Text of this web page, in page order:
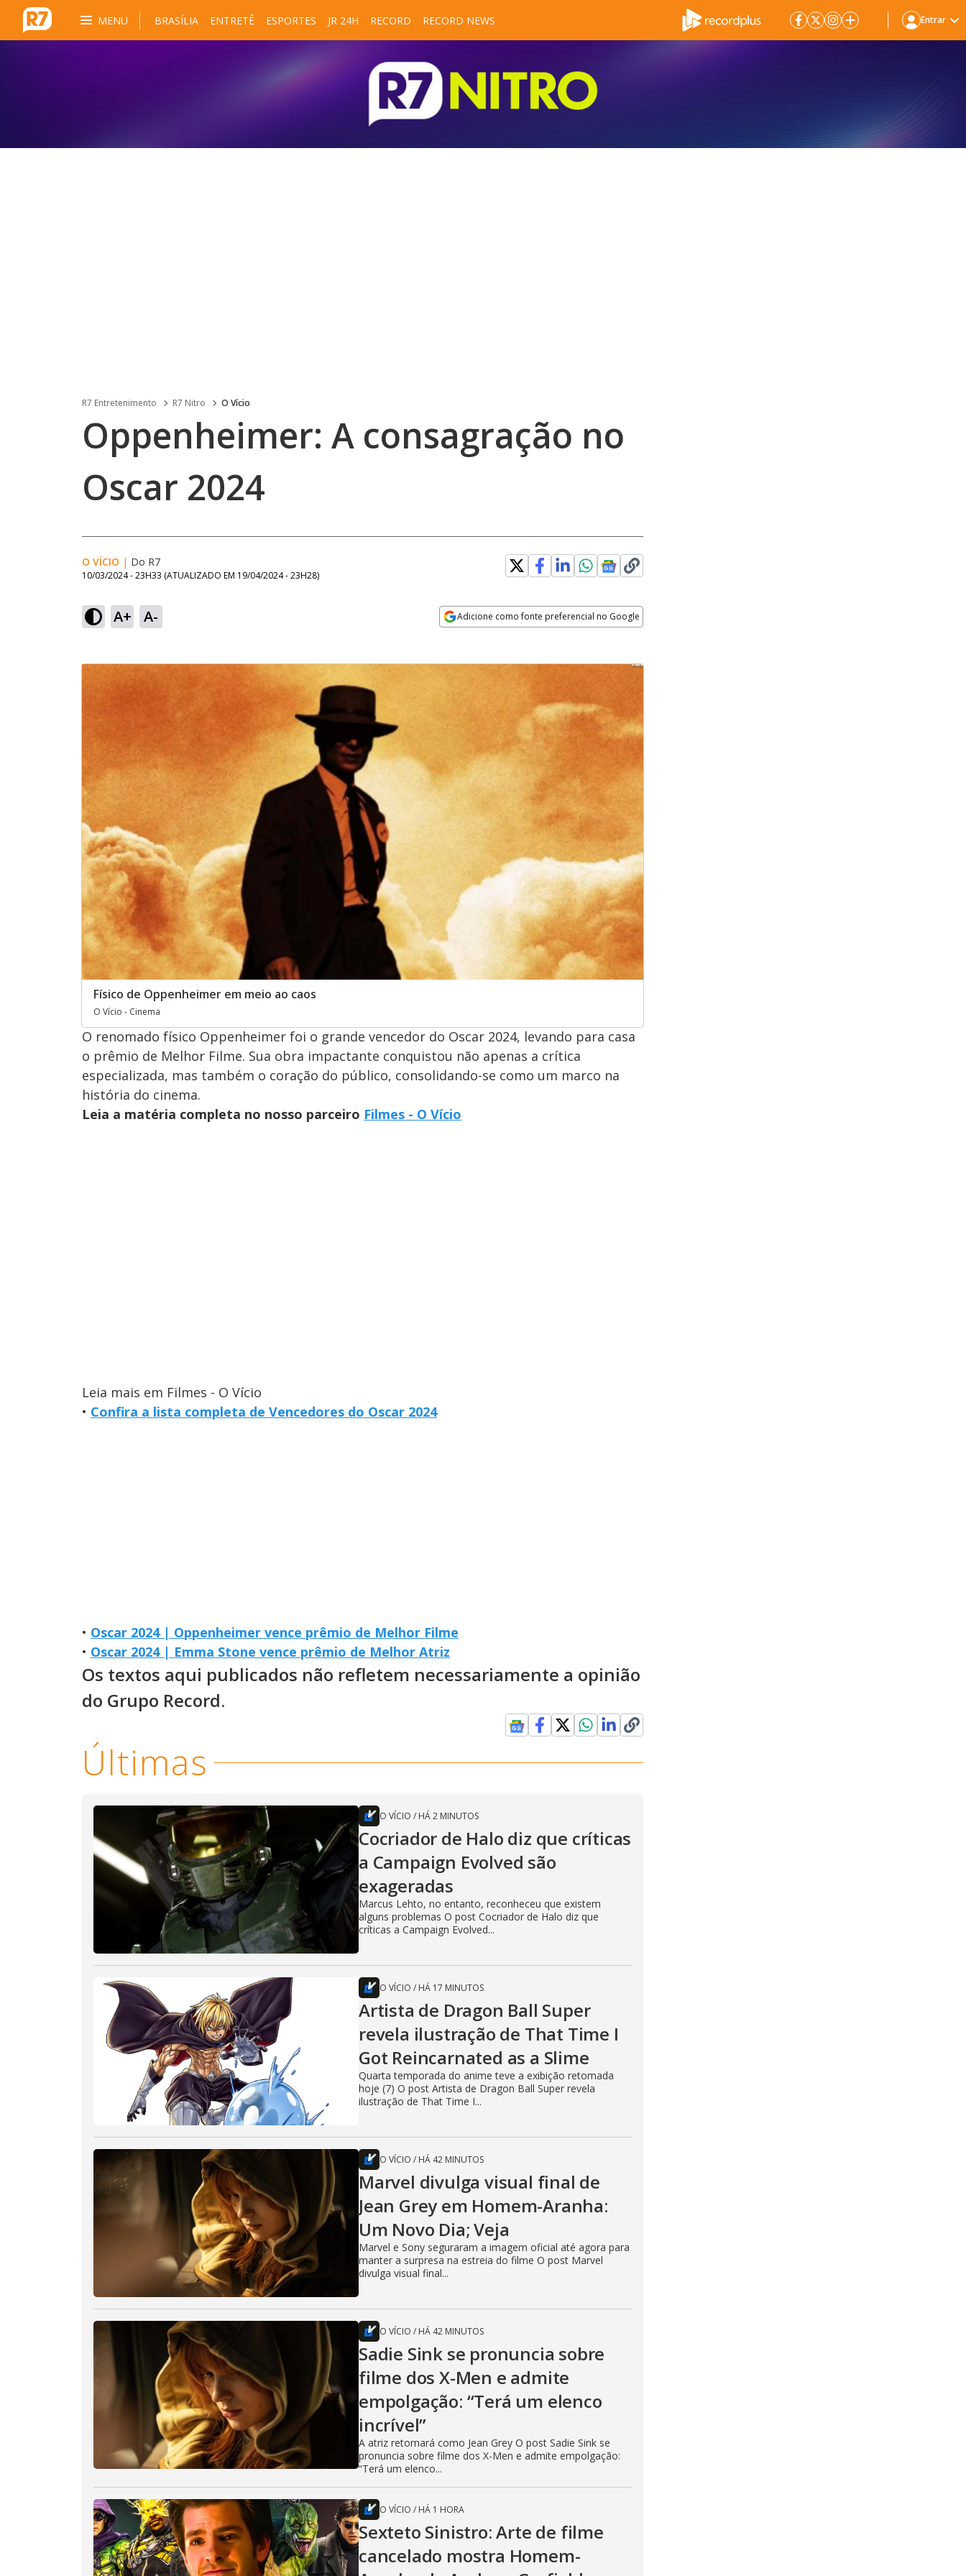
MENU BRASÍLIA ENTRETÊ ESPORTES JR 24H RECORD RECORD NEWS Entrar
R7 Entretenimento R7 Nitro O Vício
Oppenheimer: A consagração no
Oscar 2024
O VÍCIO | Do R7
10/03/2024 - 23H33 (ATUALIZADO EM 19/04/2024 - 23H28)
A+ A- Adicione como fonte preferencial no Google
Físico de Oppenheimer em meio ao caos
O Vício - Cinema
O renomado físico Oppenheimer foi o grande vencedor do Oscar 2024, levando para casa
o prêmio de Melhor Filme. Sua obra impactante conquistou não apenas a crítica
especializada, mas também o coração do público, consolidando-se como um marco na
história do cinema.
Leia a matéria completa no nosso parceiro Filmes - O Vício
Leia mais em Filmes - O Vício
• Confira a lista completa de Vencedores do Oscar 2024
• Oscar 2024 | Oppenheimer vence prêmio de Melhor Filme
• Oscar 2024 | Emma Stone vence prêmio de Melhor Atriz
Os textos aqui publicados não refletem necessariamente a opinião
do Grupo Record.
Últimas
O VÍCIO / HÁ 2 MINUTOS
Cocriador de Halo diz que críticas
a Campaign Evolved são
exageradas
Marcus Lehto, no entanto, reconheceu que existem
alguns problemas O post Cocriador de Halo diz que
críticas a Campaign Evolved...
O VÍCIO / HÁ 17 MINUTOS
Artista de Dragon Ball Super
revela ilustração de That Time I
Got Reincarnated as a Slime
Quarta temporada do anime teve a exibição retomada
hoje (7) O post Artista de Dragon Ball Super revela
ilustração de That Time I...
O VÍCIO / HÁ 42 MINUTOS
Marvel divulga visual final de
Jean Grey em Homem-Aranha:
Um Novo Dia; Veja
Marvel e Sony seguraram a imagem oficial até agora para
manter a surpresa na estreia do filme O post Marvel
divulga visual final...
O VÍCIO / HÁ 42 MINUTOS
Sadie Sink se pronuncia sobre
filme dos X-Men e admite
empolgação: “Terá um elenco
incrível”
A atriz retornará como Jean Grey O post Sadie Sink se
pronuncia sobre filme dos X-Men e admite empolgação:
“Terá um elenco...
O VÍCIO / HÁ 1 HORA
Sexteto Sinistro: Arte de filme
cancelado mostra Homem-